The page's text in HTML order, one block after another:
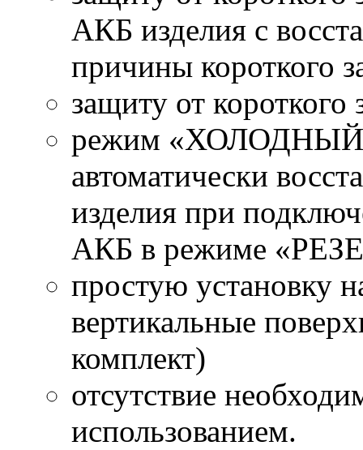
АКБ изделия с
причины короткого
защиту от
режим «ХОЛОДНЫЙ
автоматически
изделия при
АКБ в режиме
простую установку
вертикальные
комплект)
отсутствие
использованием.